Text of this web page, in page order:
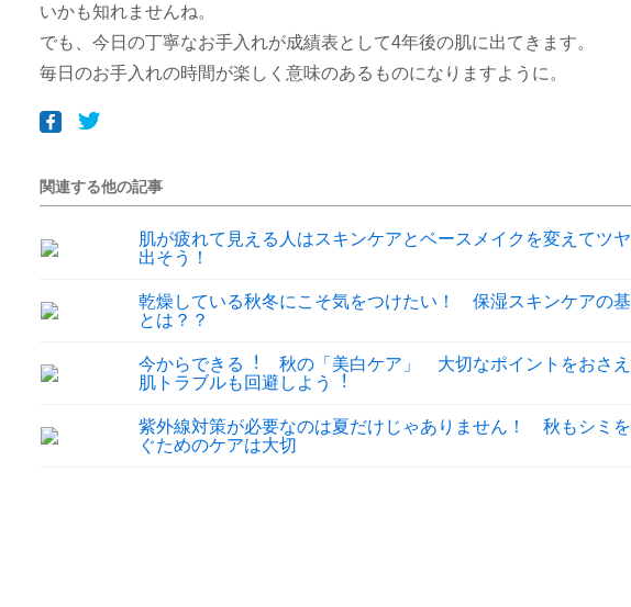
いかも知れませんね。
でも、今日の丁寧なお手入れが成績表として4年後の肌に出てきます。
毎日のお手入れの時間が楽しく意味のあるものになりますように。
関連する他の記事
肌が疲れて見える人はスキンケアとベースメイクを変えてツ
出そう！
乾燥している秋冬にこそ気をつけたい！ 保湿スキンケアの
とは？？
今からできる︕ 秋の「美白ケア」 大切なポイントをおさ
肌トラブルも回避しよう︕
紫外線対策が必要なのは夏だけじゃありません！ 秋もシミ
ぐためのケアは大切